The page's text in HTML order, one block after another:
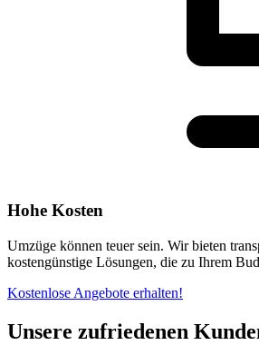
Hohe Kosten
Umzüge können teuer sein. Wir bieten
kostengünstige Lösungen, die zu Ihrem
Kostenlose Angebote erhalten!
Unsere zufriedenen